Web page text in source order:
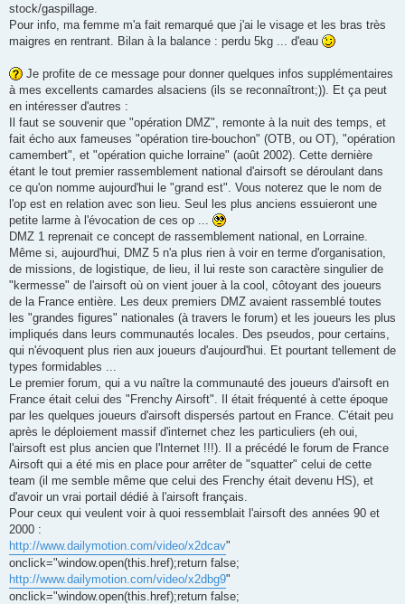
stock/gaspillage.
Pour info, ma femme m'a fait remarqué que j'ai le visage et les bras très
maigres en rentrant. Bilan à la balance : perdu 5kg ... d'eau
Je profite de ce message pour donner quelques infos supplémentaires
à mes excellents camardes alsaciens (ils se reconnaîtront;)). Et ça peut
en intéresser d'autres :
Il faut se souvenir que "opération DMZ", remonte à la nuit des temps, et
fait écho aux fameuses "opération tire-bouchon" (OTB, ou OT), "opération
camembert", et "opération quiche lorraine" (août 2002). Cette dernière
étant le tout premier rassemblement national d'airsoft se déroulant dans
ce qu'on nomme aujourd'hui le "grand est". Vous noterez que le nom de
l'op est en relation avec son lieu. Seul les plus anciens essuieront une
petite larme à l'évocation de ces op ...
DMZ 1 reprenait ce concept de rassemblement national, en Lorraine.
Même si, aujourd'hui, DMZ 5 n'a plus rien à voir en terme d'organisation,
de missions, de logistique, de lieu, il lui reste son caractère singulier de
"kermesse" de l'airsoft où on vient jouer à la cool, côtoyant des joueurs
de la France entière. Les deux premiers DMZ avaient rassemblé toutes
les "grandes figures" nationales (à travers le forum) et les joueurs les plus
impliqués dans leurs communautés locales. Des pseudos, pour certains,
qui n'évoquent plus rien aux joueurs d'aujourd'hui. Et pourtant tellement de
types formidables ...
Le premier forum, qui a vu naître la communauté des joueurs d'airsoft en
France était celui des "Frenchy Airsoft". Il était fréquenté à cette époque
par les quelques joueurs d'airsoft dispersés partout en France. C'était peu
après le déploiement massif d'internet chez les particuliers (eh oui,
l'airsoft est plus ancien que l'Internet !!!). Il a précédé le forum de France
Airsoft qui a été mis en place pour arrêter de "squatter" celui de cette
team (il me semble même que celui des Frenchy était devenu HS), et
d'avoir un vrai portail dédié à l'airsoft français.
Pour ceux qui veulent voir à quoi ressemblait l'airsoft des années 90 et
2000 :
http://www.dailymotion.com/video/x2dcav"
onclick="window.open(this.href);return false;
http://www.dailymotion.com/video/x2dbg9"
onclick="window.open(this.href);return false;